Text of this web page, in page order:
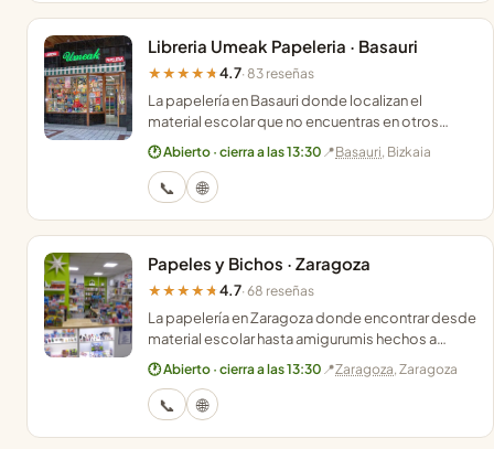
Libreria Umeak Papeleria · Basauri
★★★★★ 4.7· 83 reseñas
La papelería en Basauri donde localizan el
material escolar que no encuentras en otros
sitios con un trato cercano y profesional.
🕐 Abierto · cierra a las 13:30 📍Basauri, Bizkaia
📞 🌐
Papeles y Bichos · Zaragoza
★★★★★ 4.7· 68 reseñas
La papelería en Zaragoza donde encontrar desde
material escolar hasta amigurumis hechos a
mano y regalos artesanales con un trato muy
cercano.
🕐 Abierto · cierra a las 13:30 📍Zaragoza, Zaragoza
📞 🌐